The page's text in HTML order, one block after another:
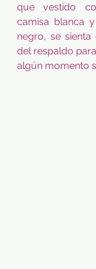
que vestido
camisa blanca
negro, se
del respaldo
algún momento